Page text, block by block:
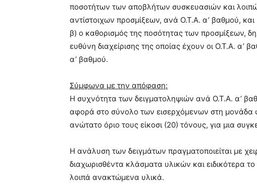
ποσοτήτων των αποβλήτων συσκευασιών και
αντίστοιχων προσμίξεων, ανά Ο.Τ.Α. α’ βαθμού, και
β) ο καθορισμός της ποσότητας των προσμίξεων,
ευθύνη διαχείρισης της οποίας έχουν οι Ο.Τ.Α. α’
α’ βαθμού.
Σύμφωνα με την απόφαση:
Η συχνότητα των δειγματοληψιών ανά Ο.Τ.Α. α’
αφορά στο σύνολο των εισερχόμενων στη μονάδα
ανώτατο όριο τους είκοσι (20) τόνους, για μια
Η ανάλυση των δειγμάτων πραγματοποιείται με
διαχωρισθέντα κλάσματα υλικών και ειδικότερα
λοιπά ανακτώμενα υλικά.